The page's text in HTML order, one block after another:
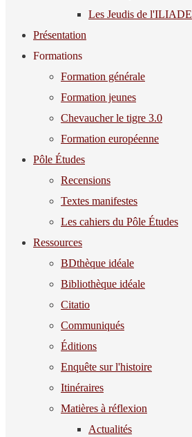
Les Jeudis de l'ILIADE
Présentation
Formations
Formation générale
Formation jeunes
Chevaucher le tigre 3.0
Formation européenne
Pôle Études
Recensions
Textes manifestes
Les cahiers du Pôle Études
Ressources
BDthèque idéale
Bibliothèque idéale
Citatio
Communiqués
Éditions
Enquête sur l'histoire
Itinéraires
Matières à réflexion
Actualités